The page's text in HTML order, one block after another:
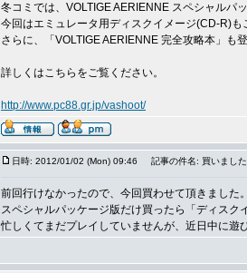
冬コミでは、VOLTIGE AERIENNE スペシャルパ
今回はエミュレータ用ディスクイメージ(CD-R)も
さらに、「VOLTIGE AERIENNE 完全攻略本」も
詳しくはこちらをご覧ください。
http://www.pc88.gr.jp/vashoot/
日時: 2012/01/02 (Mon) 09:46 記事の件名: 買いました
前回行けなかったので、今回買わせて頂きました
スペシャルパッケージ版だけ買ったら「ディス
忙しくてまだプレイしていませんが、近日中に遊